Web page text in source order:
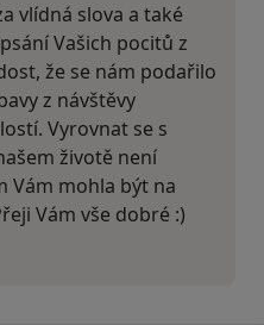
vlídná slova a také
Vašich pocitů z
že se nám podařilo
z návštěvy
Vyrovnat se s
životě není
Vám mohla být na
Vám vše dobré :)